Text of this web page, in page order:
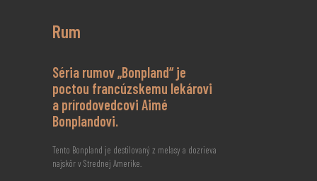
Rum
Séria rumov „Bonpland“ je
poctou francúzskemu lekárovi
a prírodovedcovi Aimé
Bonplandovi.
Tento Bonpland je destilovaný z melasy a dozrieva
najskôr v Strednej Amerike.